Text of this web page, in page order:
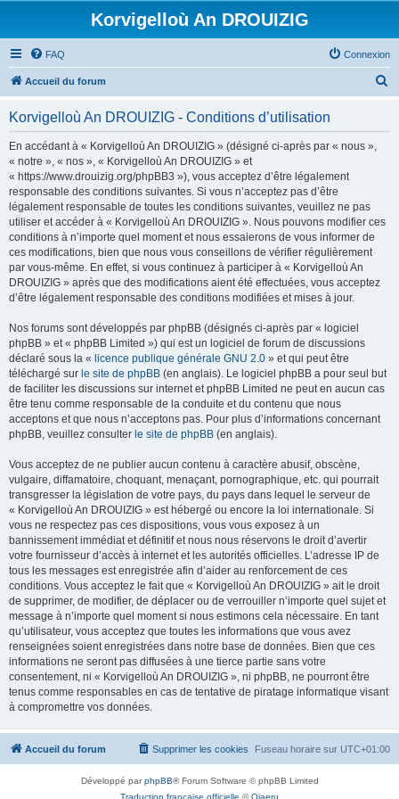
Korvigelloù An DROUIZIG
FAQ Connexion
Accueil du forum
Korvigelloù An DROUIZIG - Conditions d’utilisation
En accédant à « Korvigelloù An DROUIZIG » (désigné ci-après par « nous »,
« notre », « nos », « Korvigelloù An DROUIZIG » et
« https://www.drouizig.org/phpBB3 »), vous acceptez d’être légalement
responsable des conditions suivantes. Si vous n’acceptez pas d’être
légalement responsable de toutes les conditions suivantes, veuillez ne pas
utiliser et accéder à « Korvigelloù An DROUIZIG ». Nous pouvons modifier ces
conditions à n’importe quel moment et nous essaierons de vous informer de
ces modifications, bien que nous vous conseillons de vérifier régulièrement
par vous-même. En effet, si vous continuez à participer à « Korvigelloù An
DROUIZIG » après que des modifications aient été effectuées, vous acceptez
d’être légalement responsable des conditions modifiées et mises à jour.
Nos forums sont développés par phpBB (désignés ci-après par « logiciel
phpBB » et « phpBB Limited ») qui est un logiciel de forum de discussions
déclaré sous la « licence publique générale GNU 2.0 » et qui peut être
téléchargé sur le site de phpBB (en anglais). Le logiciel phpBB a pour seul but
de faciliter les discussions sur internet et phpBB Limited ne peut en aucun cas
être tenu comme responsable de la conduite et du contenu que nous
acceptons et que nous n’acceptons pas. Pour plus d’informations concernant
phpBB, veuillez consulter le site de phpBB (en anglais).
Vous acceptez de ne publier aucun contenu à caractère abusif, obscène,
vulgaire, diffamatoire, choquant, menaçant, pornographique, etc. qui pourrait
transgresser la législation de votre pays, du pays dans lequel le serveur de
« Korvigelloù An DROUIZIG » est hébergé ou encore la loi internationale. Si
vous ne respectez pas ces dispositions, vous vous exposez à un
bannissement immédiat et définitif et nous nous réservons le droit d’avertir
votre fournisseur d’accès à internet et les autorités officielles. L’adresse IP de
tous les messages est enregistrée afin d’aider au renforcement de ces
conditions. Vous acceptez le fait que « Korvigelloù An DROUIZIG » ait le droit
de supprimer, de modifier, de déplacer ou de verrouiller n’importe quel sujet et
message à n’importe quel moment si nous estimons cela nécessaire. En tant
qu’utilisateur, vous acceptez que toutes les informations que vous avez
renseignées soient enregistrées dans notre base de données. Bien que ces
informations ne seront pas diffusées à une tierce partie sans votre
consentement, ni « Korvigelloù An DROUIZIG », ni phpBB, ne pourront être
tenus comme responsables en cas de tentative de piratage informatique visant
à compromettre vos données.
Accueil du forum Fuseau horaire sur UTC+01:00
Supprimer les cookies
Développé parphpBB® Forum Software © phpBB Limited
Traduction française officielle ©Qiaeru